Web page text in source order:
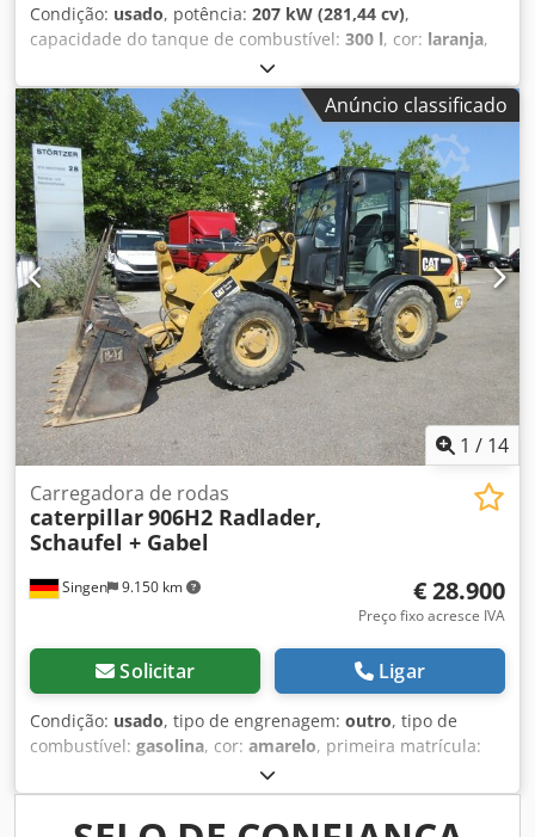
Condição: usado, potência: 207 kW (281,44 cv),
capacidade do tanque de combustível: 300 l, cor: laranja,
1.310 mm, Ano de fabrico:
de funcionamento:5.310 h, Ano de fabricação: 2021
Cilindrada do motor: 6.700 cm³ Peso em vazio: 19.950 kg
Dcjdpfxsx Trk Us Akhek Carga útil: 7.717 kg Peso bruto
total: 27.667 kg Dimensões (C x L x A): 796 x 274 x 343 cm
Tipo de motor: Cummins 6,7 l, Nível de emissões V, 282 cv.
Anúncio classificado
1 / 14
Singen 9.150 km
Carregadora de rodas
caterpillar906H2 Radlader,
Schaufel + Gabel
€ 28.900
Preço fixo acresce IVA
Solicitar Ligar
Condição: usado, tipo de engrenagem: outro, tipo de
combustível: gasolina, cor: amarelo, primeira matrícula:
nenhum
Ano de fabrico:2013, horas de funcionamento:3.700 h,
cabina do condutor:outro , * Pá carregadora Dcjdpfx